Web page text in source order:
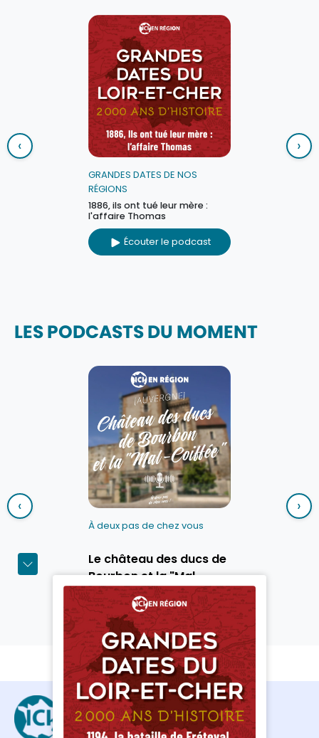
GRANDES DATES DE NOS
RÉGIONS
1886, ils ont tué leur mère :
l'affaire Thomas
Écouter le podcast
‹ ›
LES PODCASTS DU MOMENT
À deux pas de chez vous
Le château des ducs de
Bourbon et la "Mal-
Coiffée"
Découvrir le podcast
‹ ›